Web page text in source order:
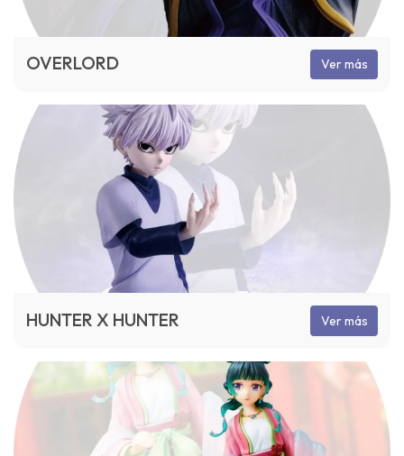
OVERLORD Ver más
HUNTER X HUNTER Ver más